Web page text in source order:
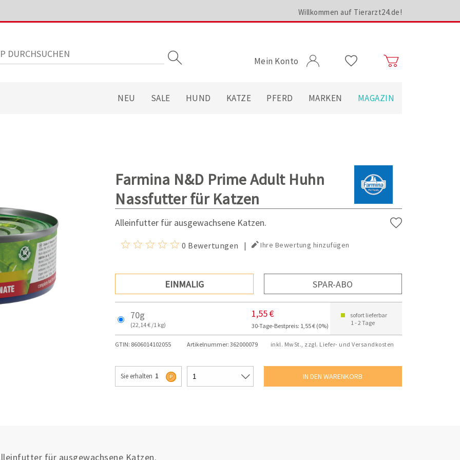
Willkommen auf Tierarzt24.de!
Mein Konto
NEU SALE HUND KATZE PFERD MARKEN MAGAZIN
Farmina N&D Prime Adult Huhn
Nassfutter für Katzen
Alleinfutter für ausgewachsene Katzen.
0 Bewertungen | Ihre Bewertung hinzufügen
EINMALIG SPAR-ABO
70g
(22,14 € /1 kg)
1,55 €
30-Tage-Bestpreis: 1,55 € (0%)
sofort lieferbar
1 - 2 Tage
GTIN: 8606014102055 Artikelnummer: 362000079 inkl. MwSt., zzgl. Liefer- und Versandkosten
Sie erhalten 1
für ausgewachsene Katzen.